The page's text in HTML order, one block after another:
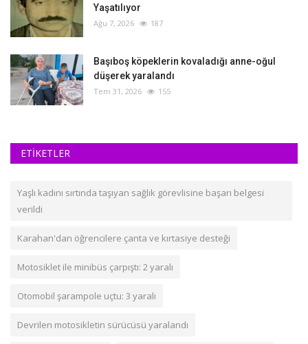
Yaşatılıyor
Ağu 7, 2026 187
Başıboş köpeklerin kovaladığı anne-oğul
düşerek yaralandı
Tem 31, 2026 155
ETİKETLER
Yaşlı kadını sırtında taşıyan sağlık görevlisine başarı belgesi
verildi
Karahan'dan öğrencilere çanta ve kırtasiye desteği
Motosiklet ile minibüs çarpıştı: 2 yaralı
Otomobil şarampole uçtu: 3 yaralı
Devrilen motosikletin sürücüsü yaralandı